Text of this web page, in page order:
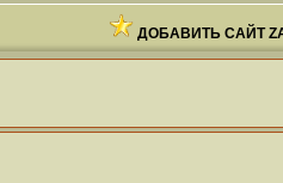
ДОБАВИТЬ САЙТ